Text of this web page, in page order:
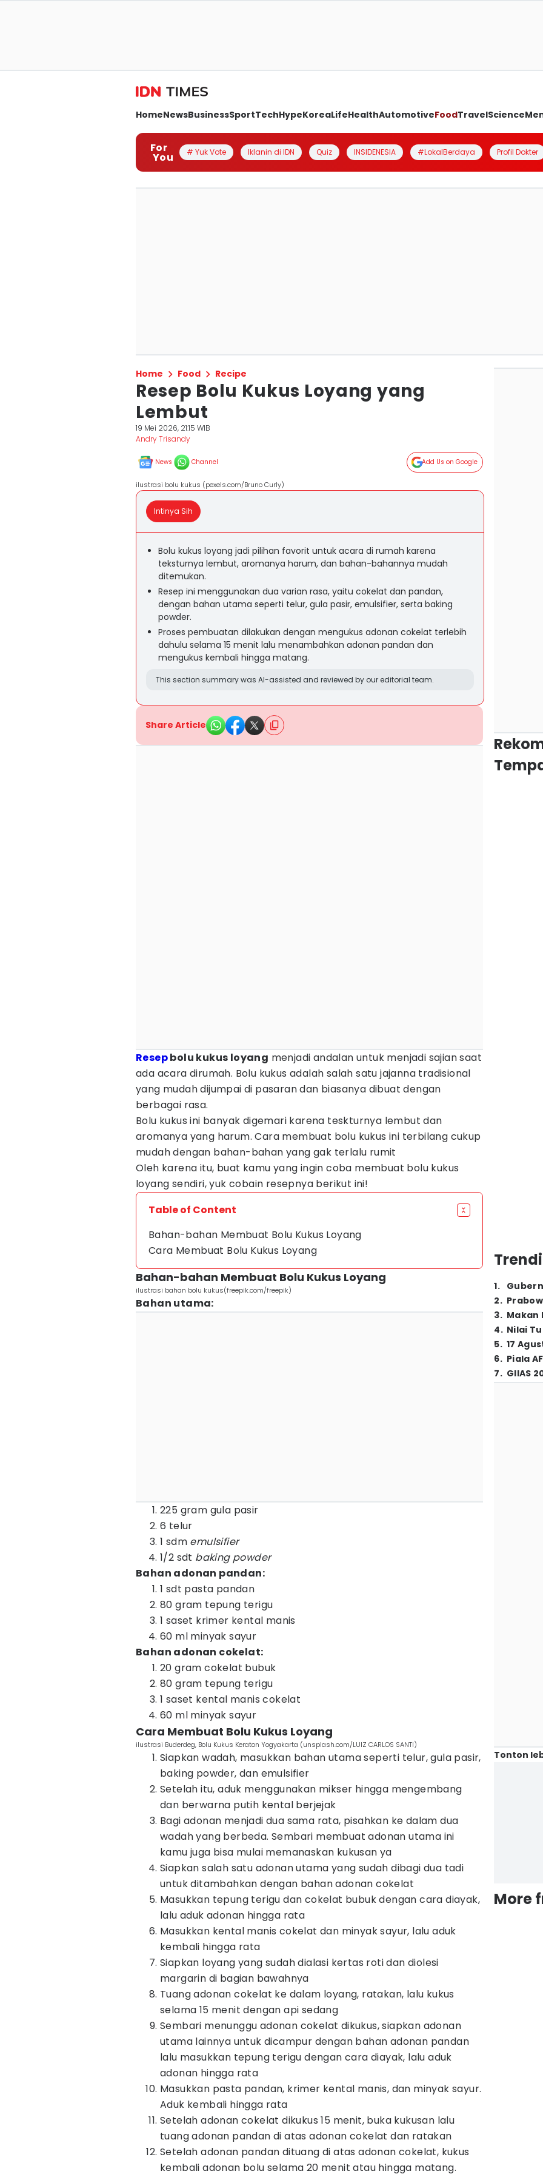
HomeNewsBusinessSportTechHypeKoreaLifeHealthAutomotiveFoodTravelScience
For
You # Yuk Vote Iklanin di IDN Quiz INSIDENESIA #LokalBerdaya Profil Dokter
Home Food Recipe
Resep Bolu Kukus Loyang yang
Lembut
19 Mei 2026, 21:15 WIB
Andry Trisandy
News Channel Add Us on Google
ilustrasi bolu kukus (pexels.com/Bruno Curly)
Intinya Sih
Bolu kukus loyang jadi pilihan favorit untuk acara di rumah karena
teksturnya lembut, aromanya harum, dan bahan-bahannya mudah
ditemukan.
Resep ini menggunakan dua varian rasa, yaitu cokelat dan pandan,
dengan bahan utama seperti telur, gula pasir, emulsifier, serta baking
powder.
Proses pembuatan dilakukan dengan mengukus adonan cokelat terlebih
dahulu selama 15 menit lalu menambahkan adonan pandan dan
mengukus kembali hingga matang.
This section summary was AI-assisted and reviewed by our editorial team.
Share Article
Resepbolu kukus loyang menjadi andalan untuk menjadi sajian saat
ada acara dirumah. Bolu kukus adalah salah satu jajanna tradisional
yang mudah dijumpai di pasaran dan biasanya dibuat dengan
berbagai rasa.
Bolu kukus ini banyak digemari karena teskturnya lembut dan
aromanya yang harum. Cara membuat bolu kukus ini terbilang cukup
mudah dengan bahan-bahan yang gak terlalu rumit
Oleh karena itu, buat kamu yang ingin coba membuat bolu kukus
loyang sendiri, yuk cobain resepnya berikut ini!
Table of Content
Bahan-bahan Membuat Bolu Kukus Loyang
Cara Membuat Bolu Kukus Loyang
Bahan-bahan Membuat Bolu Kukus Loyang
ilustrasi bahan bolu kukus(freepik.com/freepik)
Bahan utama:
225 gram gula pasir
6 telur
1 sdm emulsifier
1/2 sdt baking powder
Bahan adonan pandan:
1 sdt pasta pandan
80 gram tepung terigu
1 saset krimer kental manis
60 ml minyak sayur
Bahan adonan cokelat:
20 gram cokelat bubuk
80 gram tepung terigu
1 saset kental manis cokelat
60 ml minyak sayur
Cara Membuat Bolu Kukus Loyang
ilustrasi Buderdeg, Bolu Kukus Keraton Yogyakarta (unsplash.com/LUIZ CARLOS SANTI)
Siapkan wadah, masukkan bahan utama seperti telur, gula pasir,
baking powder, dan emulsifier
Setelah itu, aduk menggunakan mikser hingga mengembang
dan berwarna putih kental berjejak
Bagi adonan menjadi dua sama rata, pisahkan ke dalam dua
wadah yang berbeda. Sembari membuat adonan utama ini
kamu juga bisa mulai memanaskan kukusan ya
Siapkan salah satu adonan utama yang sudah dibagi dua tadi
untuk ditambahkan dengan bahan adonan cokelat
Masukkan tepung terigu dan cokelat bubuk dengan cara diayak,
lalu aduk adonan hingga rata
Masukkan kental manis cokelat dan minyak sayur, lalu aduk
kembali hingga rata
Siapkan loyang yang sudah dialasi kertas roti dan diolesi
margarin di bagian bawahnya
Tuang adonan cokelat ke dalam loyang, ratakan, lalu kukus
selama 15 menit dengan api sedang
Sembari menunggu adonan cokelat dikukus, siapkan adonan
utama lainnya untuk dicampur dengan bahan adonan pandan
lalu masukkan tepung terigu dengan cara diayak, lalu aduk
adonan hingga rata
Masukkan pasta pandan, krimer kental manis, dan minyak sayur.
Aduk kembali hingga rata
Setelah adonan cokelat dikukus 15 menit, buka kukusan lalu
tuang adonan pandan di atas adonan cokelat dan ratakan
Setelah adonan pandan dituang di atas adonan cokelat, kukus
kembali adonan bolu selama 20 menit atau hingga matang.
1.
2.
3. Makan
4. Nilai
5. 17
6. Piala
7. GIIAS
Tonton
More